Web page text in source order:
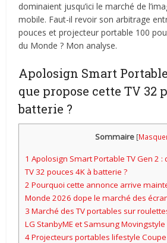
dominaient jusqu’ici le marché de
mobile. Faut-il revoir son arbitrage
pouces et projecteur portable 100
du Monde ? Mon analyse.
Apolosign Smart Portable
que propose cette TV 32
batterie ?
Sommaire [
1 Apolosign Smart Portable TV Gen 2
TV 32 pouces 4K à batterie ?
2 Pourquoi cette annonce arrive
Monde 2026 dope le marché des
3 Marché des TV portables sur
LG StanbyME et Samsung Movingstyle
4Projecteurs portables lifestyle